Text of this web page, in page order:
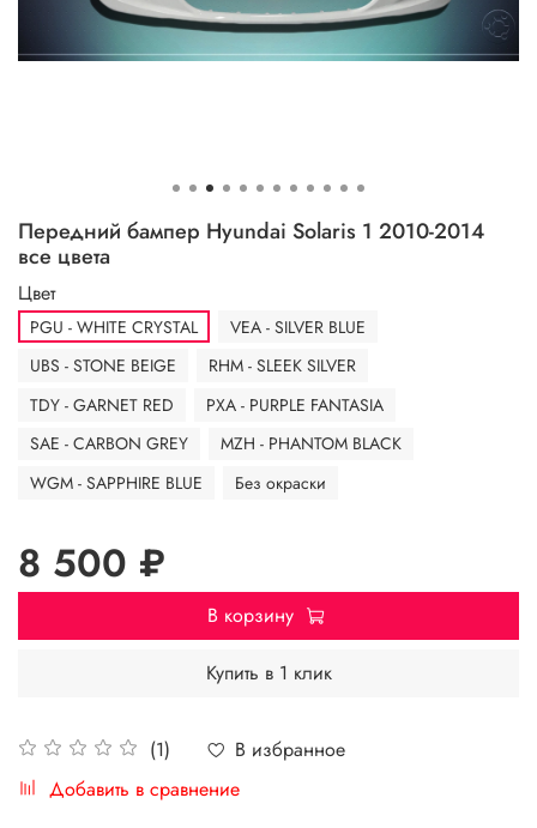
Передний бампер Hyundai Solaris 1 2010-2014
все цвета
(1)
В избранное
Добавить в сравнение
Цвет
PGU - WHITE CRYSTAL
VEA - SILVER BLUE
UBS - STONE BEIGE
RHM - SLEEK SILVER
TDY - GARNET RED
PXA - PURPLE FANTASIA
SAE - CARBON GREY
MZH - PHANTOM BLACK
WGM - SAPPHIRE BLUE
Без окраски
8 500 ₽
В корзину
Купить в 1 клик